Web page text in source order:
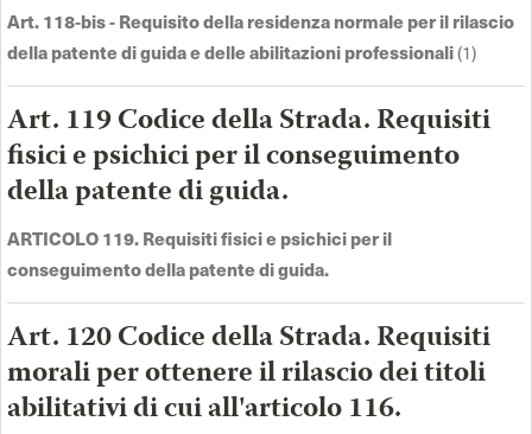
Art. 118-bis - Requisito della residenza normale per il rilascio
della patente di guida e delle abilitazioni professionali(1)
Art. 119 Codice della Strada. Requisiti
fisici e psichici per il conseguimento
della patente di guida.
ARTICOLO 119. Requisiti fisici e psichici per il
conseguimento della patente di guida.
Art. 120 Codice della Strada. Requisiti
morali per ottenere il rilascio dei titoli
abilitativi di cui all'articolo 116.